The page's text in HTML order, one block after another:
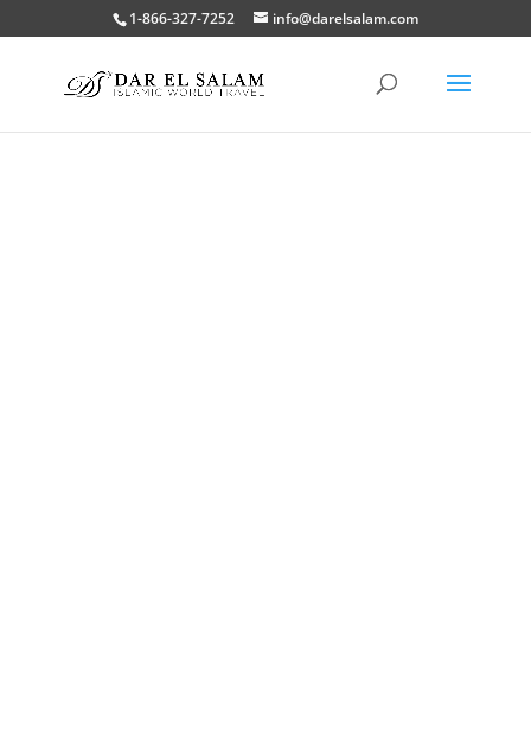
1-866-327-7252 info@darelsalam.com